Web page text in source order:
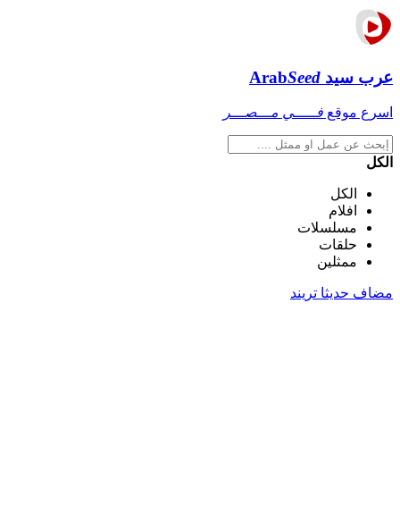
عرب سيد ArabSeed
اسرع موقع فـــــي مـــصـــر
الكل
الكل
افلام
مسلسلات
حلقات
ممثلين
مضاف حديثا تريند